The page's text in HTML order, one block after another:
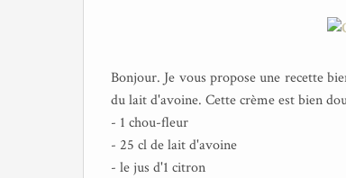
Bonjour. Je vous propose une recette
du lait d'avoine. Cette crème est bien
- 1 chou-fleur
- 25 cl de lait d'avoine
- le jus d'1 citron